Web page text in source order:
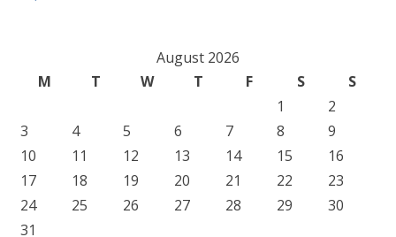
August 2026
M
T W T F S
S
1
2
3
4 5 6 7 8
9
10
11 12 13 14 15
16
17
18 19 20 21 22
23
24
25 26 27 28 29
30
31